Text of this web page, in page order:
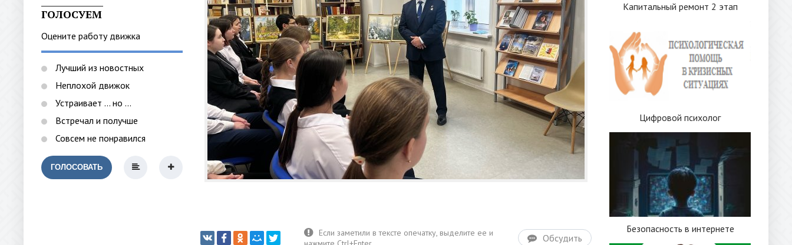
ГОЛОСУЕМ
Оцените работу движка
Лучший из новостных
Неплохой движок
Устраивает ... но ...
Встречал и получше
Совсем не понравился
ГОЛОСОВАТЬ
Обсудить
Капитальный ремонт 2 этап
Цифровой психолог
Безопасность в интернете